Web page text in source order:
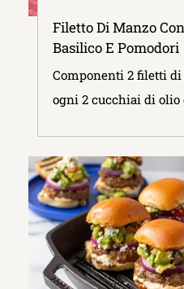
Filetto Di Manzo
Basilico E Pomodori
Componenti 2 filetti di
ogni 2 cucchiai di